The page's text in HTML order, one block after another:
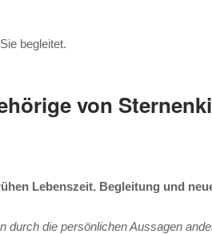
begleitet.
von
Lebenszeit. Begleitung und
die persönlichen Aussagen